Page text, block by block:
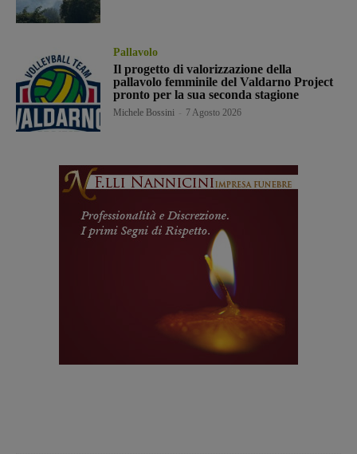
Pallavolo
Il progetto di valorizzazione della
pallavolo femminile del Valdarno Project
pronto per la sua seconda stagione
Michele Bossini 7 Agosto 2026